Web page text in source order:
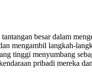
besar dalam
mengambil langkah-
tinggi menyumbang
pribadi mereka